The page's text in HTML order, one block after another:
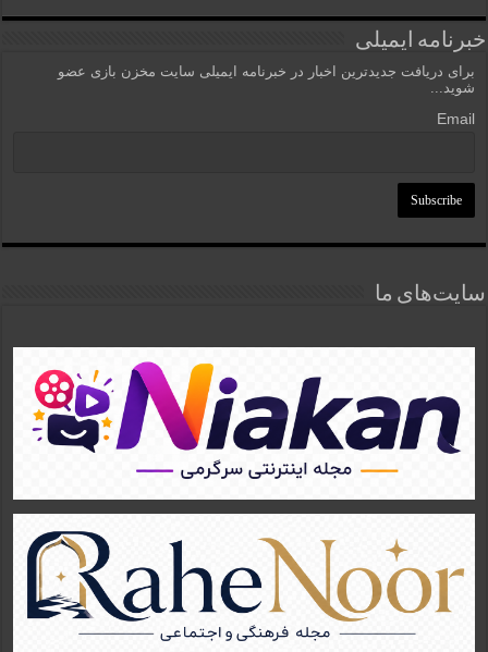
خبرنامه ایمیلی
برای دریافت جدیدترین اخبار در خبرنامه ایمیلی سایت مخزن بازی عضو
شوید...
Email
سایت‌های ما